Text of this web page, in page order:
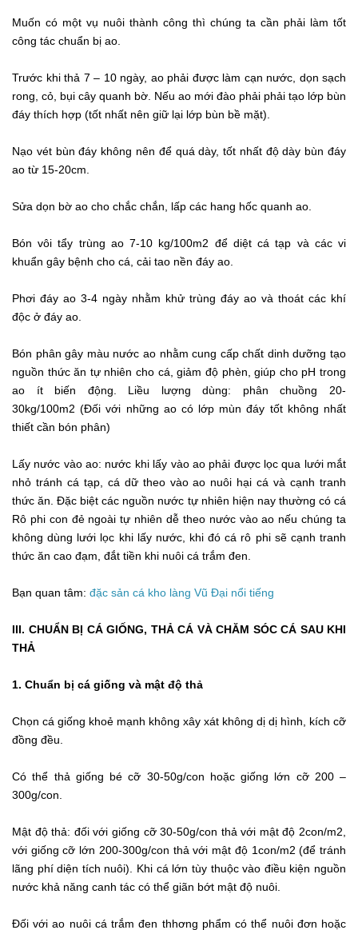
Muốn có một vụ nuôi thành công thì chúng ta cần phải làm tốt
công tác chuẩn bị ao.
Trước khi thả 7 – 10 ngày, ao phải được làm cạn nước, dọn sạch
rong, cỏ, bụi cây quanh bờ. Nếu ao mới đào phải phải tạo lớp bùn
đáy thích hợp (tốt nhất nên giữ lại lớp bùn bề mặt).
Nạo vét bùn đáy không nên để quá dày, tốt nhất độ dày bùn đáy
ao từ 15-20cm.
Sửa dọn bờ ao cho chắc chắn, lấp các hang hốc quanh ao.
Bón vôi tẩy trùng ao 7-10 kg/100m2 để diệt cá tạp và các vi
khuẩn gây bệnh cho cá, cải tao nền đáy ao.
Phơi đáy ao 3-4 ngày nhằm khử trùng đáy ao và thoát các khí
độc ở đáy ao.
Bón phân gây màu nước ao nhằm cung cấp chất dinh dưỡng tạo
nguồn thức ăn tự nhiên cho cá, giảm độ phèn, giúp cho pH trong
ao ít biến động. Liều lượng dùng: phân chuồng 20-
30kg/100m2 (Đối với những ao có lớp mùn đáy tốt không nhất
thiết cần bón phân)
Lấy nước vào ao: nước khi lấy vào ao phải được lọc qua lưới mắt
nhỏ tránh cá tạp, cá dữ theo vào ao nuôi hại cá và cạnh tranh
thức ăn. Đặc biệt các nguồn nước tự nhiên hiện nay thường có cá
Rô phi con đẻ ngoài tự nhiên dễ theo nước vào ao nếu chúng ta
không dùng lưới lọc khi lấy nước, khi đó cá rô phi sẽ cạnh tranh
thức ăn cao đạm, đắt tiền khi nuôi cá trắm đen.
Bạn quan tâm: đặc sản cá kho làng Vũ Đại nổi tiếng
III. CHUẨN BỊ CÁ GIỐNG, THẢ CÁ VÀ CHĂM SÓC CÁ SAU KHI
THẢ
1. Chuẩn bị cá giống và mật độ thả
Chọn cá giống khoẻ mạnh không xây xát không dị dị hình, kích cỡ
đồng đều.
Có thể thả giống bé cỡ 30-50g/con hoặc giống lớn cỡ 200 –
300g/con.
Mật độ thả: đối với giống cỡ 30-50g/con thả với mật độ 2con/m2,
với giống cỡ lớn 200-300g/con thả với mật độ 1con/m2 (để tránh
lãng phí diện tích nuôi). Khi cá lớn tùy thuộc vào điều kiện nguồn
nước khả năng canh tác có thể giãn bớt mật độ nuôi.
Đối với ao nuôi cá trắm đen thhơng phẩm có thể nuôi đơn hoặc